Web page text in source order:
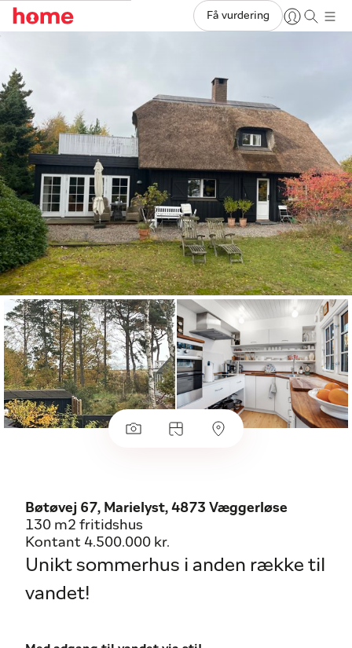
Få vurdering
Bøtøvej 67, Marielyst, 4873 Væggerløse
130 m2 fritidshus
Kontant 4.500.000 kr.
Unikt sommerhus i anden række til
vandet!